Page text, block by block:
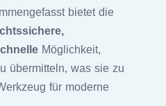
bietet die
Möglichkeit,
übermitteln, was sie zu
für moderne